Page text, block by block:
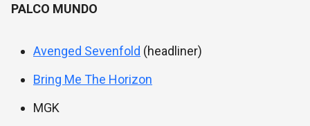
PALCO MUNDO
Avenged Sevenfold (headliner)
Bring Me The Horizon
MGK